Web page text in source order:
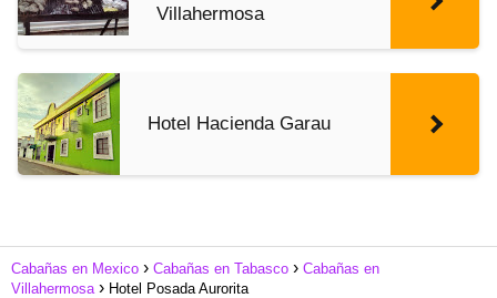
Villahermosa
Hotel Hacienda Garau
Cabañas en Mexico Cabañas en Tabasco
Cabañas en
Villahermosa
Hotel Posada Aurorita